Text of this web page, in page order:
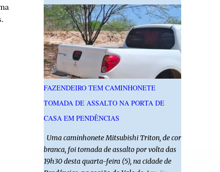
estudantes e profissionais do agronegócio,
com palestras de especialistas, visitas
técnicas a campo e uma ampla exposição de
empresas, instituições e tecnologias voltadas
ao setor. Além das atividades técnicas, a
feira contará com programação cultural. No
dia 20 de agosto, o público poderá prestigiar
o show de humor com Mução, seguido de
apresentação musical de Vê Barreto. A Frut
& Tec reforça a importância do Distrito de
fruticultura irrigada, promovendo
conhecimento, inovação e oportunidades
para o desenvolvimento do agronegócio
FAZENDEIRO TEM CAMINHONETE
TOMADA DE ASSALTO NA PORTA DE
CASA EM PENDÊNCIAS
Uma caminhonete Mitsubishi Triton, de cor
branca, foi tomada de assalto por volta das
19h30 desta quarta-feira (5), na cidade de